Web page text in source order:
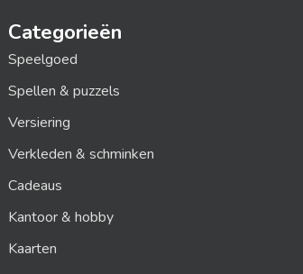
Categorieën
Speelgoed
Spellen & puzzels
Versiering
Verkleden & schminken
Cadeaus
Kantoor & hobby
Kaarten